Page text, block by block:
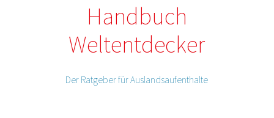
Handbuch
Weltentdecker
Der Ratgeber für Auslandsaufenthalte